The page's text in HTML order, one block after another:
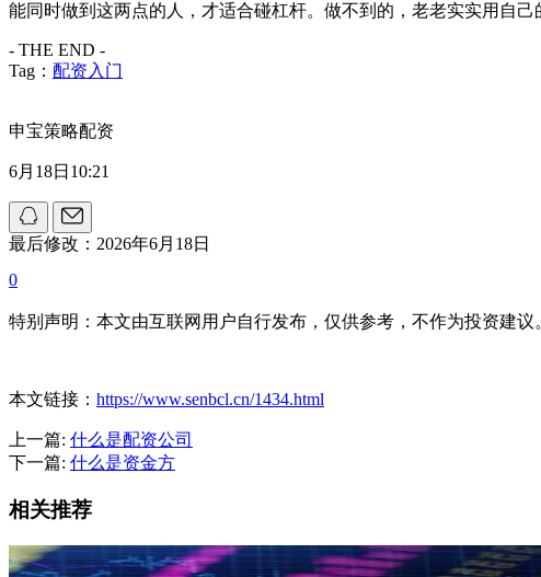
能同时做到这两点的人，才适合碰杠杆。做不到的，老老实实用自己
- THE END -
Tag： 配资入门
申宝策略配资
6月18日10:21
最后修改：2026年6月18日
0
特别声明：本文由互联网用户自行发布，仅供参考，不作为投资建议
本文链接： https://www.senbcl.cn/1434.html
上一篇: 什么是配资公司
下一篇: 什么是资金方
相关推荐